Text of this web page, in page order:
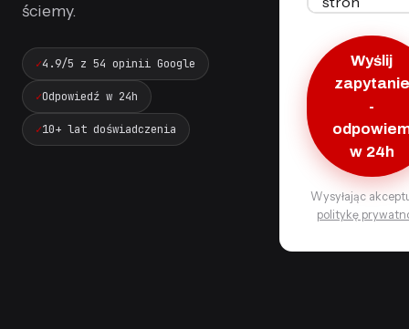
ściemy.
4.9/5 z 54 opinii Google
Odpowiedź w 24h
10+ lat doświadczenia
Wyślij
zapytanie
-
w 24h
Wysyłając
politykę